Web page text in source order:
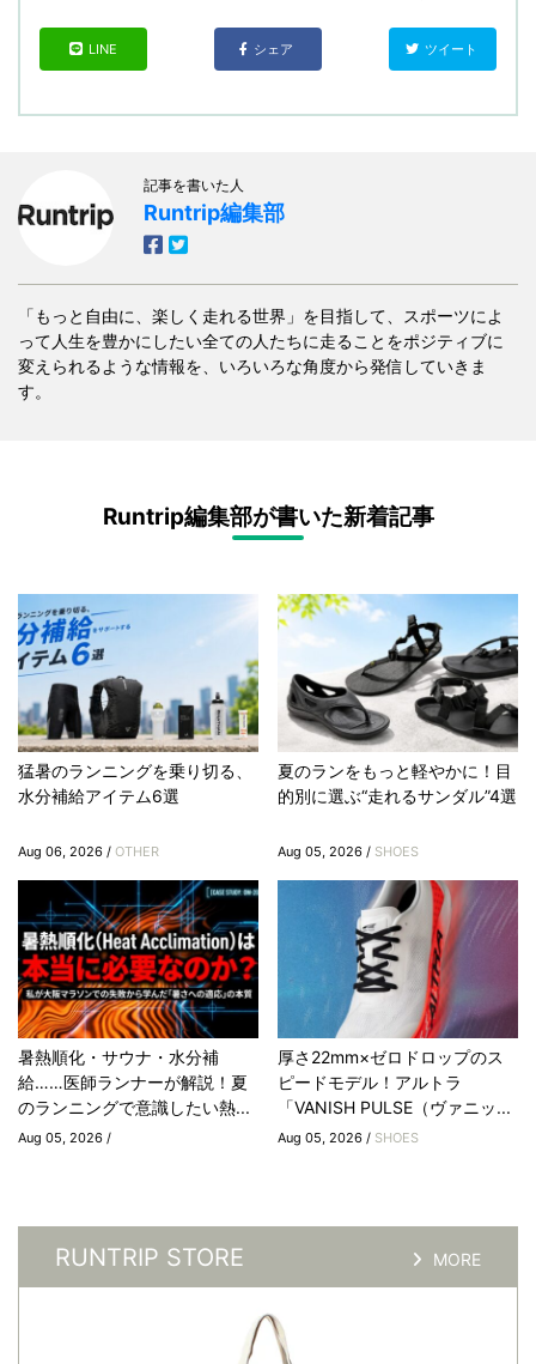
LINE シェア ツイート
記事を書いた人
Runtrip編集部
「もっと自由に、楽しく走れる世界」を目指して、スポーツによ
って人生を豊かにしたい全ての人たちに走ることをポジティブに
変えられるような情報を、いろいろな角度から発信していきま
す。
Runtrip編集部が書いた新着記事
猛暑のランニングを乗り切る、
水分補給アイテム6選
Aug 06, 2026 / OTHER
夏のランをもっと軽やかに！目
的別に選ぶ“走れるサンダル”4選
Aug 05, 2026 / SHOES
暑熱順化・サウナ・水分補
給……医師ランナーが解説！夏
のランニングで意識したい熱...
Aug 05, 2026 /
厚さ22mm×ゼロドロップのス
ピードモデル！アルトラ
「VANISH PULSE（ヴァニッ...
Aug 05, 2026 / SHOES
RUNTRIP STORE MORE